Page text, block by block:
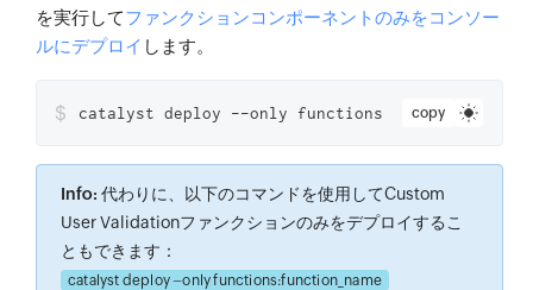
} ))
}
    context
.close()
を実行してファンクションコンポーネントのみをコンソー
ルにデプロイ します。
copy
$ catalyst deploy --only functions
Info: 代わりに、以下のコマンドを使用してCustom
User Validationファンクションのみをデプロイするこ
ともできます：
catalyst deploy –only functions:function_name